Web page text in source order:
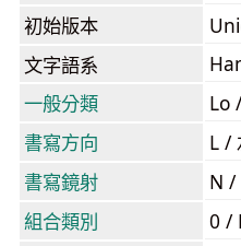
初始版本
文字語系
一般分類
Lo
書寫方向
L /
書寫鏡射
N /
組合類別
0 /